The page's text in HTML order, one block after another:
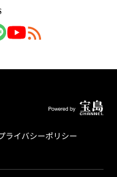
ライバシーポリシー